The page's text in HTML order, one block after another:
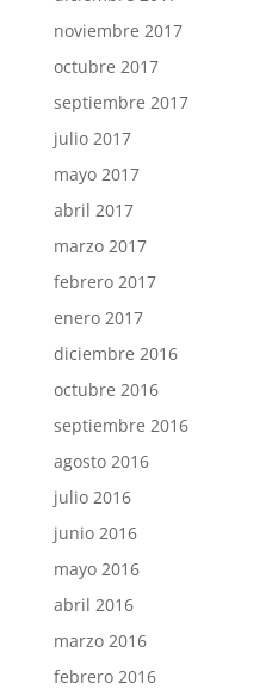
noviembre 2017
octubre 2017
septiembre 2017
julio 2017
mayo 2017
abril 2017
marzo 2017
febrero 2017
enero 2017
diciembre 2016
octubre 2016
septiembre 2016
agosto 2016
julio 2016
junio 2016
mayo 2016
abril 2016
marzo 2016
febrero 2016